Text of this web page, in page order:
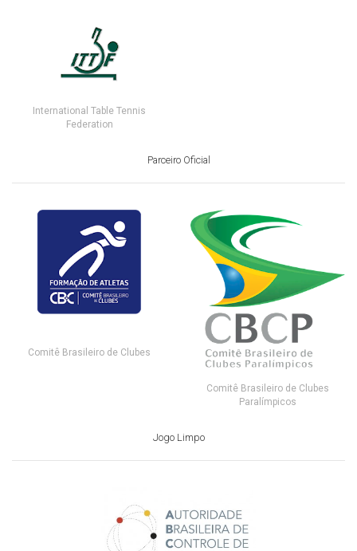
International Table Tennis
Federation
Parceiro Oficial
Comitê Brasileiro de Clubes
Comitê Brasileiro de Clubes
Paralímpicos
Jogo Limpo